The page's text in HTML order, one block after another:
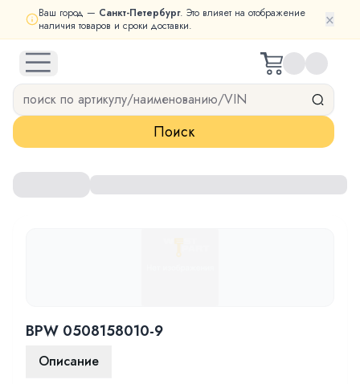
Ваш город — Санкт-Петербург. Это влияет на отображение
наличия товаров и сроки доставки.
×
open navigation menu
Поиск
BPW 0508158010-9
Описание